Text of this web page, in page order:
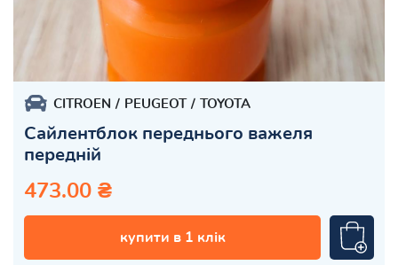
CITROEN PEUGEOT TOYOTA
Сайлентблок переднього важеля
передній
473.00 ₴
купити в 1 клік